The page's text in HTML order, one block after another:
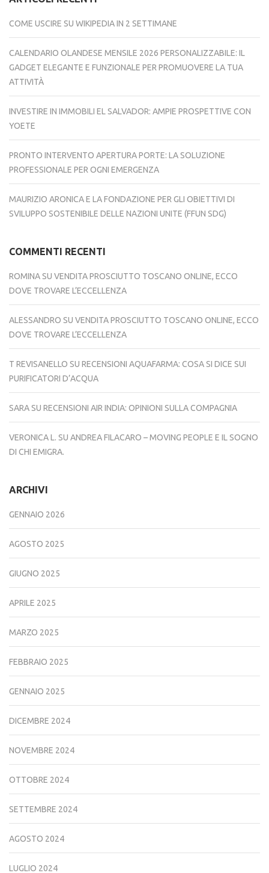
COME USCIRE SU WIKIPEDIA IN 2 SETTIMANE
CALENDARIO OLANDESE MENSILE 2026 PERSONALIZZABILE: IL
GADGET ELEGANTE E FUNZIONALE PER PROMUOVERE LA TUA
ATTIVITÀ
INVESTIRE IN IMMOBILI EL SALVADOR: AMPIE PROSPETTIVE CON
YOETE
PRONTO INTERVENTO APERTURA PORTE: LA SOLUZIONE
PROFESSIONALE PER OGNI EMERGENZA
MAURIZIO ARONICA E LA FONDAZIONE PER GLI OBIETTIVI DI
SVILUPPO SOSTENIBILE DELLE NAZIONI UNITE (FFUN SDG)
COMMENTI RECENTI
ROMINA SU VENDITA PROSCIUTTO TOSCANO ONLINE, ECCO
DOVE TROVARE L’ECCELLENZA
ALESSANDRO SU VENDITA PROSCIUTTO TOSCANO ONLINE, ECCO
DOVE TROVARE L’ECCELLENZA
T REVISANELLO SU RECENSIONI AQUAFARMA: COSA SI DICE SUI
PURIFICATORI D’ACQUA
SARA SU RECENSIONI AIR INDIA: OPINIONI SULLA COMPAGNIA
VERONICA L. SU ANDREA FILACARO – MOVING PEOPLE E IL SOGNO
DI CHI EMIGRA.
ARCHIVI
GENNAIO 2026
AGOSTO 2025
GIUGNO 2025
APRILE 2025
MARZO 2025
FEBBRAIO 2025
GENNAIO 2025
DICEMBRE 2024
NOVEMBRE 2024
OTTOBRE 2024
SETTEMBRE 2024
AGOSTO 2024
LUGLIO 2024